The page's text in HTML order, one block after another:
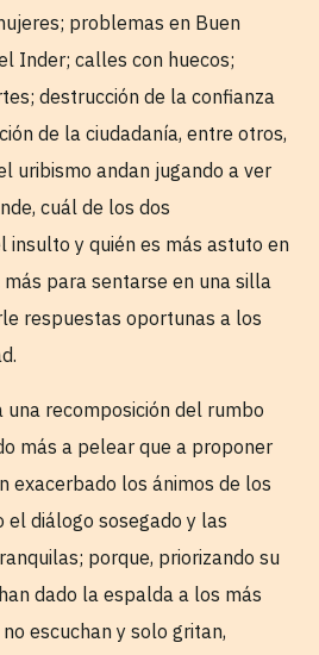
problemas en Buen
Inder; calles con huecos;
destrucción de la confianza
de la ciudadanía, entre otros,
uribismo andan jugando a ver
cuál de los dos
insulto y quién es más astuto en
para sentarse en una silla
respuestas oportunas a los
una recomposición del rumbo
más a pelear que a proponer
exacerbado los ánimos de los
el diálogo sosegado y las
porque, priorizando su
dado la espalda a los más
escuchan y solo gritan,